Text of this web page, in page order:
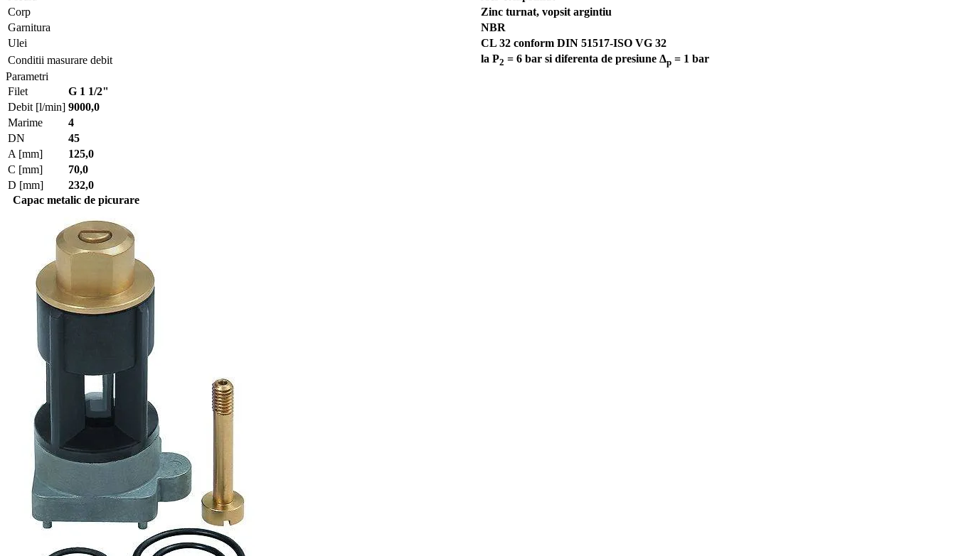
Corp
Zinc turnat, vopsit argintiu
Garnitura
NBR
Ulei
CL 32 conform DIN 51517-ISO VG 32
Conditii masurare debit
la P2 = 6 bar si diferenta de presiune Δp = 1 bar
Parametri
Filet
G 1 1/2"
Debit [l/min] 9000,0
Marime
4
DN
45
A [mm]
125,0
C [mm]
70,0
D [mm]
232,0
Capac metalic de picurare